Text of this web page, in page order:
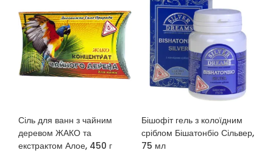
Сіль для ванн з чайним
деревом ЖАКО та
екстрактом Алое, 450 г
Бішофіт гель з колоїдним
сріблом Бішатонбіо Сільвер,
75 мл